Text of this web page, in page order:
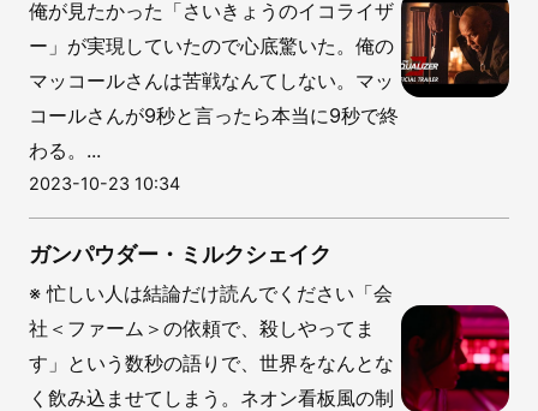
俺が見たかった「さいきょうのイコライザ
ー」が実現していたので心底驚いた。俺の
マッコールさんは苦戦なんてしない。マッ
コールさんが9秒と言ったら本当に9秒で終
わる。...
2023-10-23 10:34
ガンパウダー・ミルクシェイク
※ 忙しい人は結論だけ読んでください「会
社＜ファーム＞の依頼で、殺しやってま
す」という数秒の語りで、世界をなんとな
く飲み込ませてしまう。ネオン看板風の制